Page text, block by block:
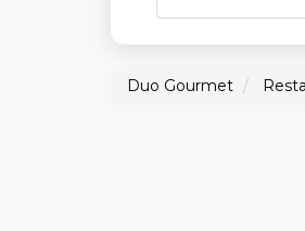
Duo Gourmet